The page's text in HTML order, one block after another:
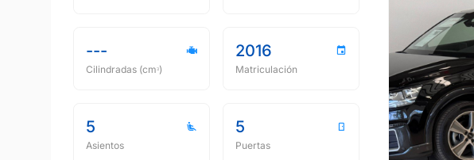
---
Cilindradas (cmᵌ)
2016
Matriculación
5
Asientos
5
Puertas